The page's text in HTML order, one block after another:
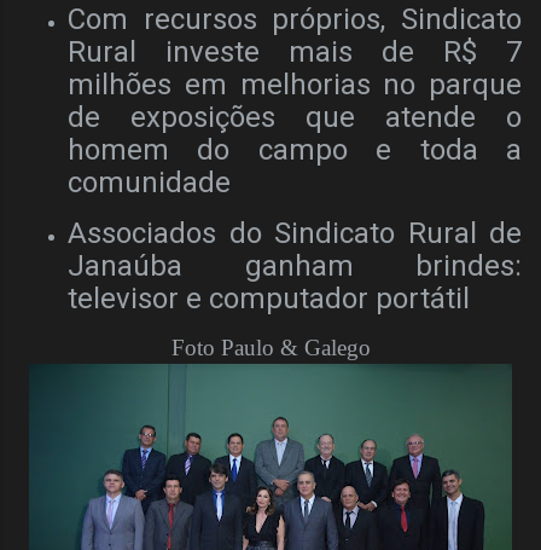
Com recursos próprios, Sindicato
Rural investe mais de R$ 7
milhões em melhorias no parque
de exposições que atende o
homem do campo e toda a
comunidade
Associados do Sindicato Rural de
Janaúba ganham brindes:
televisor e computador portátil
Foto Paulo & Galego